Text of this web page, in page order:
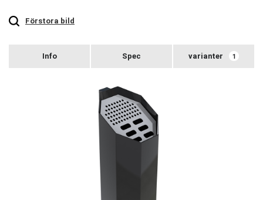
Förstora bild
zoom
varianter 1